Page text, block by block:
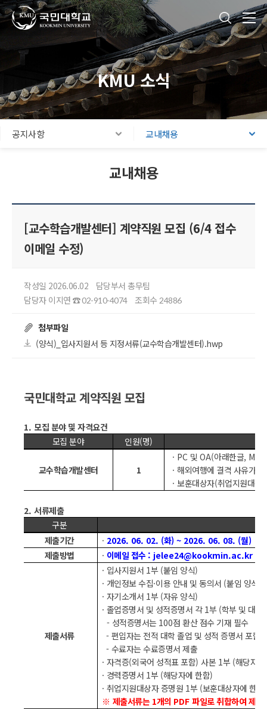
주메뉴 바로가기
본문내용 바로가기
푸터 바로가기
국민대학교
KMU 소식
공지사항 교내채용
교내채용
[교수학습개발센터] 계약직원 모집 (6/4 접수
이메일 수정)
작성일 2026.06.02
담당부서 총무팀
담당자 이지연 ☎ 02-910-4074 조회수 24886
첨부파일
(양식)_입사지원서 등 지정서류(교수학습개발센터).hwp
국민대학교 계약직원 모집
1. 모집 분야 및 자격요건
모집 분야
인원(명)
교수학습개발센터 1
· PC 및OA(아래한글, MS
·해외여행에 결격 사유가
·보훈대상자(취업지원대상
2. 서류제출
구분
제출기간
· 2026. 06. 02. (화) ~ 2026. 06. 08. (월)
제출방법
· 이메일 접수 : jelee24@kookmin.ac.kr
제출서류
· 입사지원서 1부 (붙임 양식)
· 개인정보 수집·이용 안내 및 동의서 (붙임 양식
· 자기소개서 1부 (자유 양식)
· 졸업증명서 및 성적증명서 각 1부 (학부 및 대학
- 성적증명서는 100점 환산 점수 기재 필수
- 편입자는 전적 대학 졸업 및 성적 증명서 포함
- 수료자는 수료증명서 제출
· 자격증(외국어 성적표 포함)사본 1부 (해당자
· 경력증명서 1부 (해당자에 한함)
· 취업지원대상자 증명원 1부 (보훈대상자에 한함
※ 제출서류는 1개의 PDF파일로 취합하여 제출